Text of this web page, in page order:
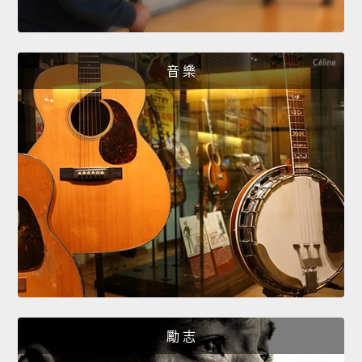
音 樂
勵 志